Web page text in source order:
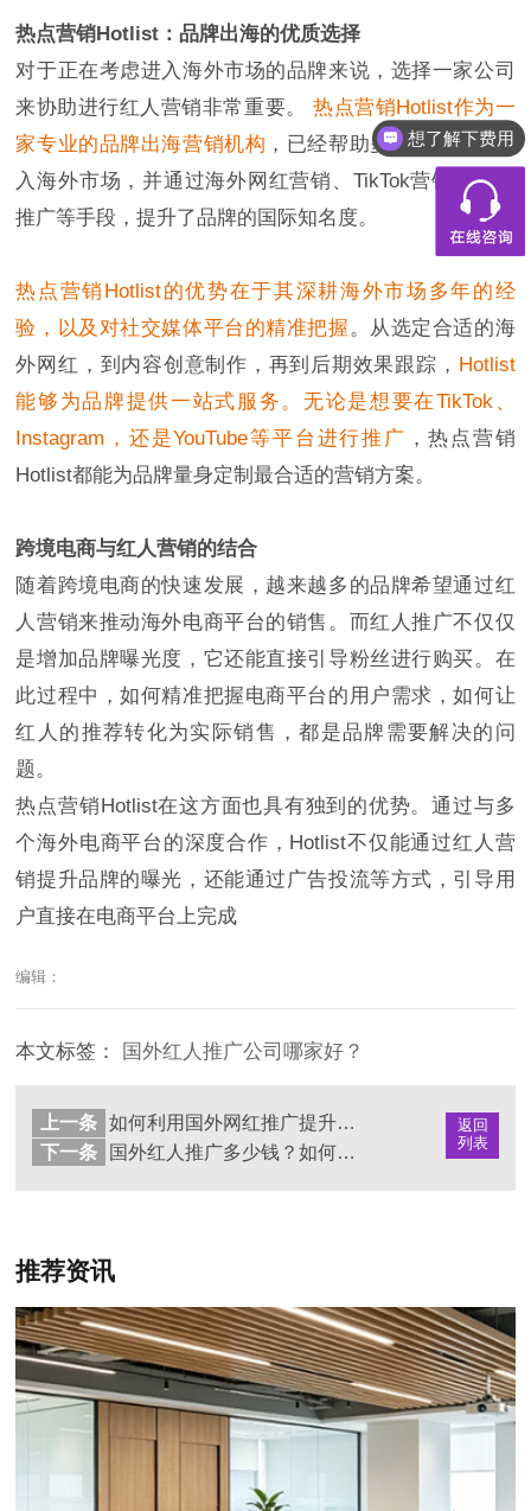
热点营销Hotlist：品牌出海的优质选择
对于正在考虑进入海外市场的品牌来说，选择一家公司
来协助进行红人营销非常重要。热点营销Hotlist作为一
家专业的品牌出海营销机构 ，已经帮助多个品牌成功进
入海外市场，并通过海外网红营销、TikTok营销、社媒
推广等手段，提升了品牌的国际知名度。
热点营销Hotlist的优势在于其深耕海外市场多年的经
验，以及对社交媒体平台的精准把握。从选定合适的海
外网红，到内容创意制作，再到后期效果跟踪， Hotlist
能够为品牌提供一站式服务。无论是想要在TikTok、
Instagram，还是YouTube等平台进行推广 ，热点营销
Hotlist都能为品牌量身定制最合适的营销方案。
跨境电商与红人营销的结合
随着跨境电商的快速发展，越来越多的品牌希望通过红
人营销来推动海外电商平台的销售。而红人推广不仅仅
是增加品牌曝光度，它还能直接引导粉丝进行购买。在
此过程中，如何精准把握电商平台的用户需求，如何让
红人的推荐转化为实际销售，都是品牌需要解决的问
题。
热点营销Hotlist在这方面也具有独到的优势。通过与多
个海外电商平台的深度合作，Hotlist不仅能通过红人营
销提升品牌的曝光，还能通过广告投流等方式，引导用
户直接在电商平台上完成
编辑：
本文标签： 国外红人推广公司哪家好？
返回
列表
上一条
如何利用国外网红推广提升品牌知名度？
下一条
国外红人推广多少钱？如何选择合适的网红合作方式
推荐资讯
想了解下费用
都有什么服务